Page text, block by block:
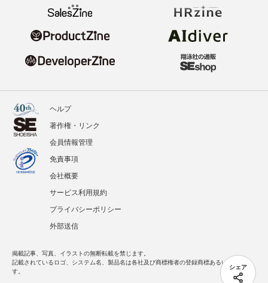
シェア
ヘルプ
著作権・リンク
会員情報管理
免責事項
会社概要
サービス利用規約
プライバシーポリシー
外部送信
掲載記事、写真、イラストの無断転載を禁じます。
記載されているロゴ、システム名、製品名は各社及び商標権者の登録商標あるいは商標で
す。